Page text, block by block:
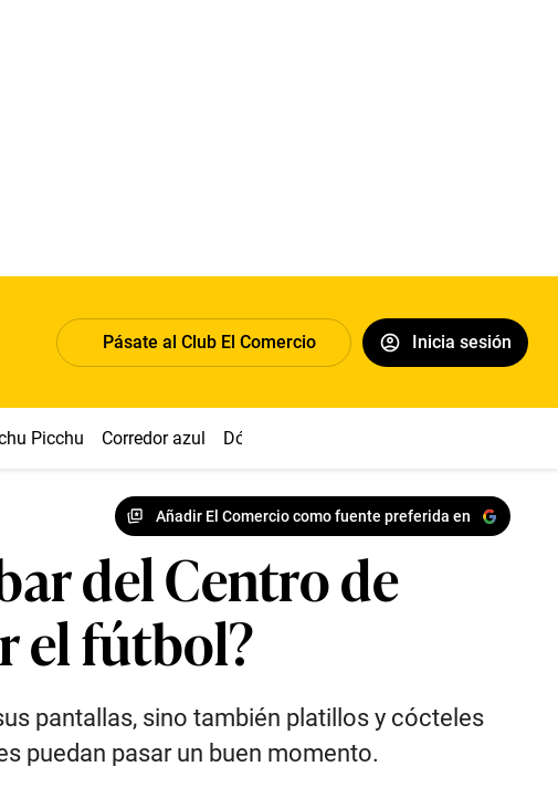
Pásate al Club El Comercio Inicia sesión
Picchu Corredor azul Dólar
Añadir El Comercio como fuente preferida en
del Centro de
el fútbol?
pantallas, sino también platillos y cócteles
puedan pasar un buen momento.